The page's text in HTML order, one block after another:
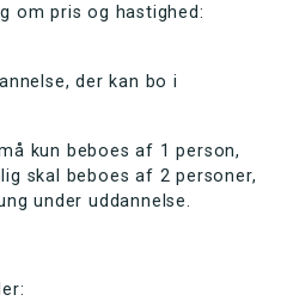
om pris og hastighed:
der kan bo i
kun beboes af 1 person,
skal beboes af 2 personer,
under uddannelse.